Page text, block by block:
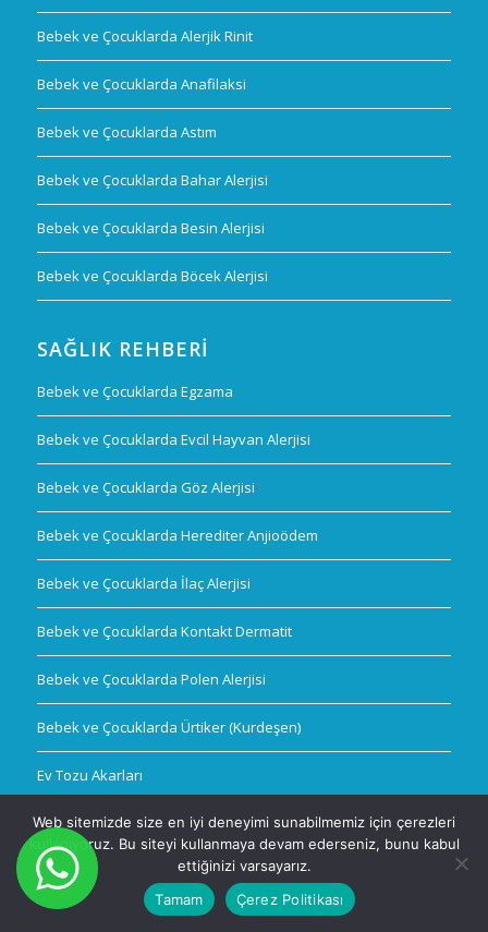
Bebek ve Çocuklarda Alerjik Rinit
Bebek ve Çocuklarda Anafilaksi
Bebek ve Çocuklarda Astım
Bebek ve Çocuklarda Bahar Alerjisi
Bebek ve Çocuklarda Besin Alerjisi
Bebek ve Çocuklarda Böcek Alerjisi
SAĞLIK REHBERI
Bebek ve Çocuklarda Egzama
Bebek ve Çocuklarda Evcil Hayvan Alerjisi
Bebek ve Çocuklarda Göz Alerjisi
Bebek ve Çocuklarda Herediter Anjioödem
Bebek ve Çocuklarda İlaç Alerjisi
Bebek ve Çocuklarda Kontakt Dermatit
Bebek ve Çocuklarda Polen Alerjisi
Bebek ve Çocuklarda Ürtiker (Kurdeşen)
Ev Tozu Akarları
© Telif Hakkı - Prof. Dr. Dost Zeyrek |İstanbul Alerji
Web sitemizde size en iyi deneyimi sunabilmemiz için çerezleri
kullanıyoruz. Bu siteyi kullanmaya devam ederseniz, bunu kabul
ettiğinizi varsayarız.
Tamam
Çerez Politikası